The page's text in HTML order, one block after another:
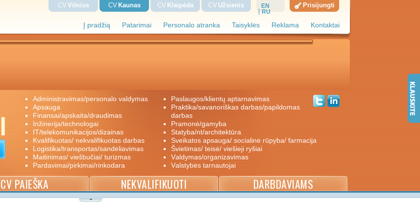
Į pradžią Patarimai Personalo atranka Taisyklės Reklama Kontaktai
CV Vilnius CV Kaunas CV Klaipėda CV Užsienis
EN
RU
Prisijungti
administravimas/personalo valdymas
apsauga
finansai/apskaita/draudimas
inžinerija/technologai
IT/telekomunikacijos/dizainas
kvalifikuotas/ nekvalifikuotas darbas
logistika/transportas/sandėliavimas
maitinimas/ viešbučiai/ turizmas
pardavimai/pirkimai/rinkodara
paslaugos/klientų aptarnavimas
praktika/savanoriškas darbas/papildomas
darbas
pramonė/gamyba
statyba/nt/architektūra
sveikatos apsauga/ socialinė rūpyba/ farmacija
švietimas/ teisė/ viešieji ryšiai
valdymas/organizavimas
valstybės tarnautojai
CV PAIEŠKA NEKVALIFIKUOTI DARBDAVIAMS